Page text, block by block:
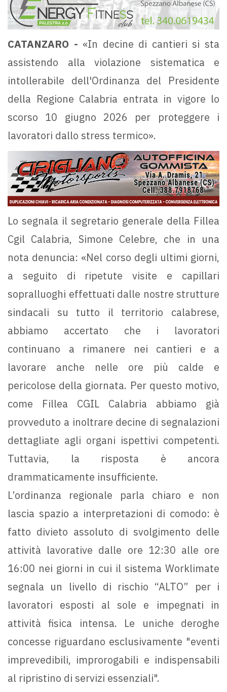
CATANZARO - «In decine di cantieri si sta
assistendo alla violazione sistematica e
intollerabile dell'Ordinanza del Presidente
della Regione Calabria entrata in vigore lo
scorso 10 giugno 2026 per proteggere i
lavoratori dallo stress termico».
Lo segnala il segretario generale della Fillea
Cgil Calabria, Simone Celebre, che in una
nota denuncia: «Nel corso degli ultimi giorni,
a seguito di ripetute visite e capillari
sopralluoghi effettuati dalle nostre strutture
sindacali su tutto il territorio calabrese,
abbiamo accertato che i lavoratori
continuano a rimanere nei cantieri e a
lavorare anche nelle ore più calde e
pericolose della giornata. Per questo motivo,
come Fillea CGIL Calabria abbiamo già
provveduto a inoltrare decine di segnalazioni
dettagliate agli organi ispettivi competenti.
Tuttavia, la risposta è ancora
drammaticamente insufficiente.
L’ordinanza regionale parla chiaro e non
lascia spazio a interpretazioni di comodo: è
fatto divieto assoluto di svolgimento delle
attività lavorative dalle ore 12:30 alle ore
16:00 nei giorni in cui il sistema Worklimate
segnala un livello di rischio “ALTO” per i
lavoratori esposti al sole e impegnati in
attività fisica intensa. Le uniche deroghe
concesse riguardano esclusivamente "eventi
imprevedibili, improrogabili e indispensabili
al ripristino di servizi essenziali".